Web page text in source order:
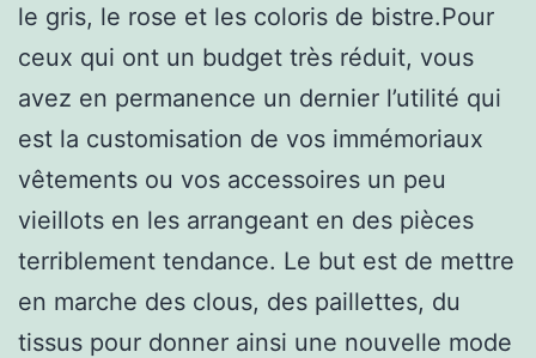
le gris, le rose et les coloris de bistre.Pour
ceux qui ont un budget très réduit, vous
avez en permanence un dernier l’utilité qui
est la customisation de vos immémoriaux
vêtements ou vos accessoires un peu
vieillots en les arrangeant en des pièces
terriblement tendance. Le but est de mettre
en marche des clous, des paillettes, du
tissus pour donner ainsi une nouvelle mode